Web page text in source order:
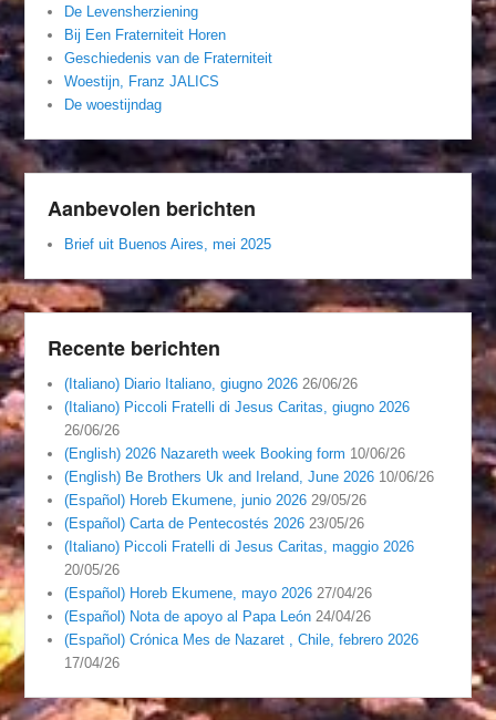
De Levensherziening
Bij Een Fraterniteit Horen
Geschiedenis van de Fraterniteit
Woestijn, Franz JALICS
De woestijndag
Aanbevolen berichten
Brief uit Buenos Aires, mei 2025
Recente berichten
(Italiano) Diario Italiano, giugno 2026 26/06/26
(Italiano) Piccoli Fratelli di Jesus Caritas, giugno 2026
26/06/26
(English) 2026 Nazareth week Booking form 10/06/26
(English) Be Brothers Uk and Ireland, June 2026 10/06/26
(Español) Horeb Ekumene, junio 2026 29/05/26
(Español) Carta de Pentecostés 2026 23/05/26
(Italiano) Piccoli Fratelli di Jesus Caritas, maggio 2026
20/05/26
(Español) Horeb Ekumene, mayo 2026 27/04/26
(Español) Nota de apoyo al Papa León 24/04/26
(Español) Crónica Mes de Nazaret , Chile, febrero 2026
17/04/26